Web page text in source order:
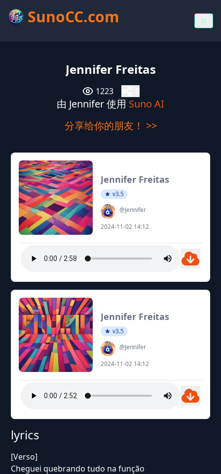
SunoCC.com
Jennifer Freitas
1223
由 Jennifer 使用 Suno AI
分享给你的朋友！ >>
Jennifer Freitas
v3.5
@Jennifer
2024-11-02 14:12
Jennifer Freitas
v3.5
@Jennifer
2024-11-02 14:12
lyrics
[Verso]
Cheguei quebrando tudo na função